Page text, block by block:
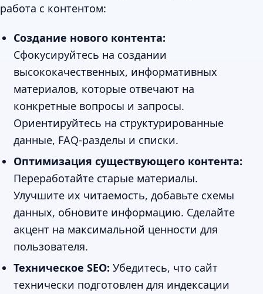
работа с контентом:
Создание нового контента:
Сфокусируйтесь на создании
высококачественных, информативных
материалов, которые отвечают на
конкретные вопросы и запросы.
Ориентируйтесь на структурированные
данные, FAQ-разделы и списки.
Оптимизация существующего контента:
Переработайте старые материалы.
Улучшите их читаемость, добавьте схемы
данных, обновите информацию. Сделайте
акцент на максимальной ценности для
пользователя.
Техническое SEO: Убедитесь, что сайт
технически подготовлен для индексации